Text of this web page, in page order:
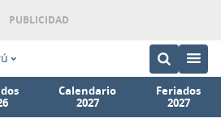
Calendario
2027
Feriados
2027